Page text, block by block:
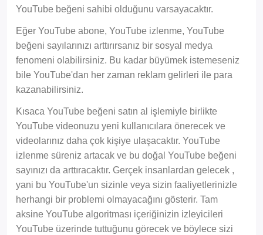
YouTube beğeni sahibi olduğunu varsayacaktır.
Eğer YouTube abone, YouTube izlenme, YouTube
beğeni sayılarınızı arttırırsanız bir sosyal medya
fenomeni olabilirsiniz. Bu kadar büyümek istemeseniz
bile YouTube'dan her zaman reklam gelirleri ile para
kazanabilirsiniz.
Kısaca YouTube beğeni satın al işlemiyle birlikte
YouTube videonuzu yeni kullanıcılara önerecek ve
videolarınız daha çok kişiye ulaşacaktır. YouTube
izlenme süreniz artacak ve bu doğal YouTube beğeni
sayınızı da arttıracaktır. Gerçek insanlardan gelecek ,
yani bu YouTube'un sizinle veya sizin faaliyetlerinizle
herhangi bir problemi olmayacağını gösterir. Tam
aksine YouTube algoritması içeriğinizin izleyicileri
YouTube üzerinde tuttuğunu görecek ve böylece sizi